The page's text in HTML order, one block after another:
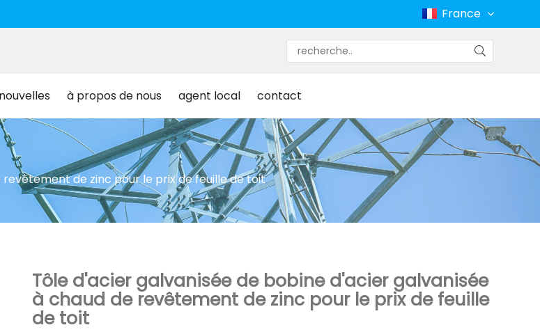
France
nouvelles à propos de nous agent local contact
de zinc pour le prix de feuille de toit
Tôle d'acier galvanisée de bobine d'acier galvanisée
à chaud de revêtement de zinc pour le prix de feuille
de toit